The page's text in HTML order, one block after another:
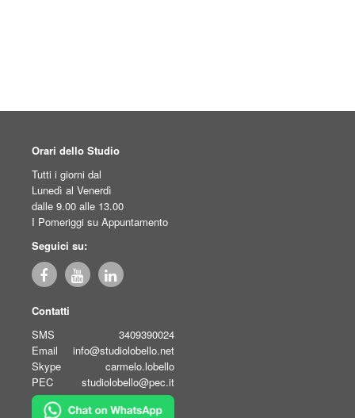
Orari dello Studio
Tutti i giorni dal
Lunedì al Venerdì
dalle 9.00 alle 13.00
I Pomeriggi su Appuntamento
Seguici su:
Contatti
SMS
3409390024
Email
info@studiolobello.net
Skype
carmelo.lobello
PEC
studiolobello@pec.it